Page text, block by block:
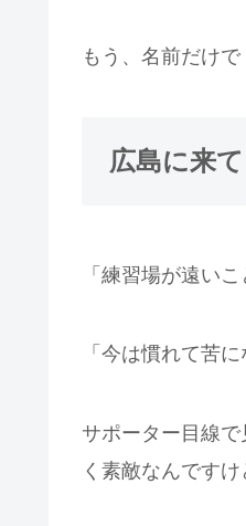
もう、名前だけで
広島に来
「練習場が遠い
「今は慣れて苦
サポーター目線
く素敵なんですけ